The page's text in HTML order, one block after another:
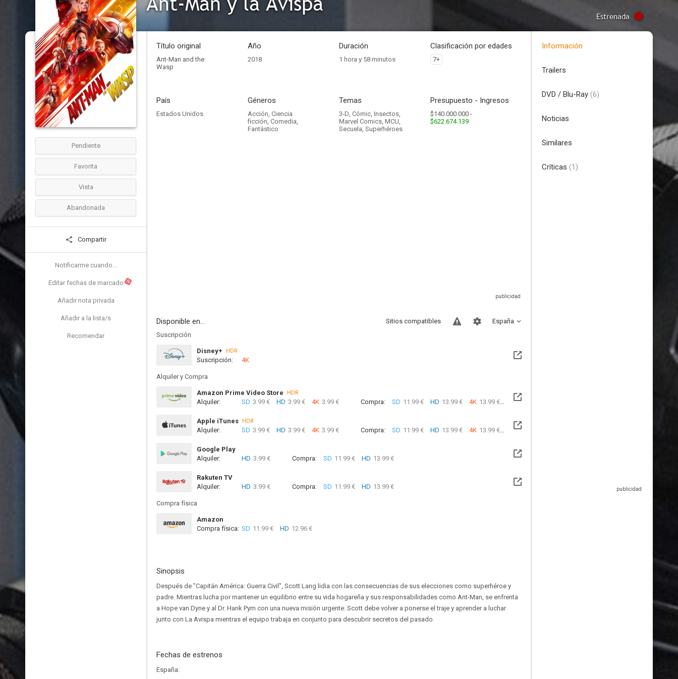
Estrenada
Pendiente
Favorita
Vista
Abandonada
Compartir
Notificarme cuando...
Editar fechas de marcado N
Añadir nota privada
Añadir a la lista/s
Recomendar
Título original
Ant-Man and the
Wasp
Año
2018
Duración
1 hora y 58 minutos
Clasificación por edades
7+
País
Estados Unidos
Géneros
Acción, Ciencia
ficción, Comedia,
Fantástico
Temas
3-D, Cómic, Insectos,
Marvel Comics, MCU,
Secuela, Superhéroes
Presupuesto - Ingresos
$140.000.000 -
$622.674.139
Disponible en... España
Sitios compatibles
Suscripción
Disney+ HDR
Suscripción: 4K
Alquiler y Compra
Amazon Prime Video Store HDR
Alquiler: SD 3.99 € HD 3.99 € 4K 3.99 € Compra: SD 11.99 € HD 13.99 € 4K 13.99 €
Apple iTunes HDR
Alquiler: SD 3.99 € HD 3.99 € 4K 3.99 € Compra: SD 11.99 € HD 13.99 € 4K 13.99 €
Google Play
Alquiler:
HD 3.99 € Compra: SD 11.99 € HD 13.99 €
Rakuten TV
Alquiler:
HD 3.99 € Compra: SD 11.99 € HD 13.99 €
Compra física
Amazon
Compra física: SD 11.99 € HD 12.96 €
Sinopsis
Después de "Capitán América: Guerra Civil", Scott Lang lidia con las consecuencias de sus elecciones como superhéroe y
padre. Mientras lucha por mantener un equilibrio entre su vida hogareña y sus responsabilidades como Ant-Man, se enfrenta
a Hope van Dyne y al Dr. Hank Pym con una nueva misión urgente. Scott debe volver a ponerse el traje y aprender a luchar
junto con La Avispa mientras el equipo trabaja en conjunto para descubrir secretos del pasado.
Fechas de estrenos
España:
Información
Trailers
DVD / Blu-Ray (6)
Noticias
Similares
Críticas (1)